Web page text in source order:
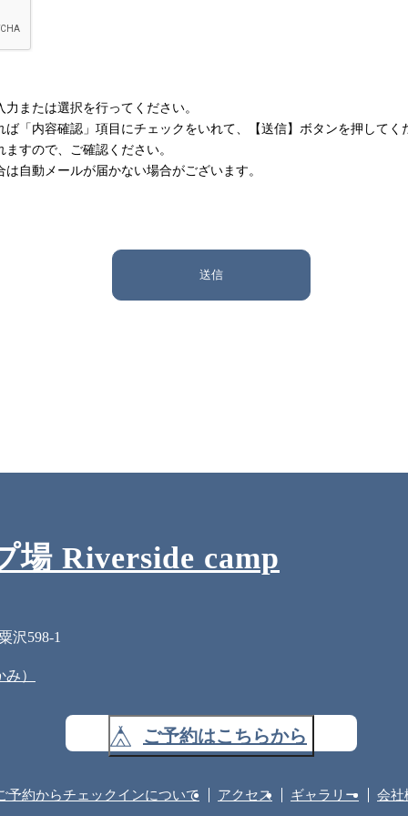
または選択を行ってください。
ば「内容確認」項目にチェックをいれて、【送信】ボタンを押してく
すので、ご確認ください。
自動メールが届かない場合がございます。
送信
場 Riverside camp
沢598-1
）
ご予約はこちらから
予約からチェックインについて アクセス ギャラリー 会社